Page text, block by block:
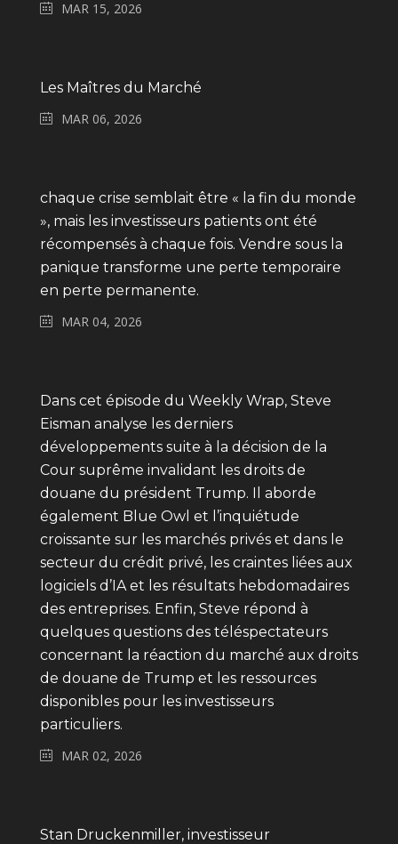
MAR 15, 2026
Les Maîtres du Marché
MAR 06, 2026
chaque crise semblait être « la fin du monde
», mais les investisseurs patients ont été
récompensés à chaque fois. Vendre sous la
panique transforme une perte temporaire
en perte permanente.
MAR 04, 2026
Dans cet épisode du Weekly Wrap, Steve
Eisman analyse les derniers
développements suite à la décision de la
Cour suprême invalidant les droits de
douane du président Trump. Il aborde
également Blue Owl et l’inquiétude
croissante sur les marchés privés et dans le
secteur du crédit privé, les craintes liées aux
logiciels d’IA et les résultats hebdomadaires
des entreprises. Enfin, Steve répond à
quelques questions des téléspectateurs
concernant la réaction du marché aux droits
de douane de Trump et les ressources
disponibles pour les investisseurs
particuliers.
MAR 02, 2026
Stan Druckenmiller, investisseur